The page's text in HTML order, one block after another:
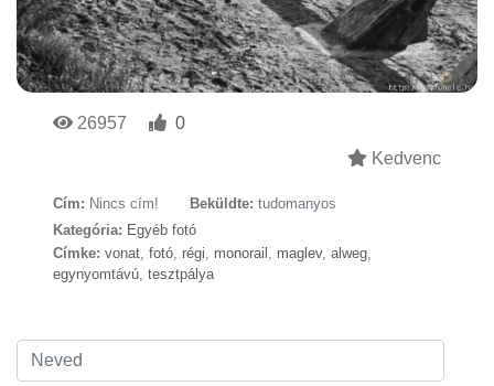
26957
0
Kedvenc
Cím: Nincs cím! Beküldte: tudomanyos
Kategória: Egyéb fotó
Címke: vonat, fotó, régi, monorail , maglev, alweg,
egynyomtávú, tesztpálya